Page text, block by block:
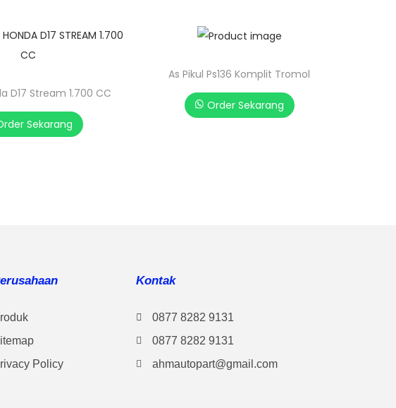
D17 Stream 1.700 CC
Sekarang
As Pikul Ps136 Komplit Tromol
Order Sekarang
Policy
Kontak
0877 8282 9131
0877 8282 9131
ahmautopart@gmail.com